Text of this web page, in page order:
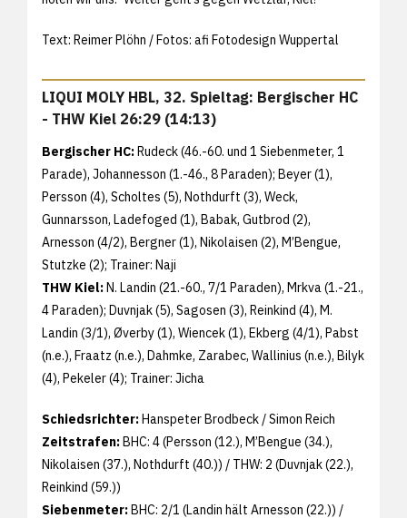
Text: Reimer Plöhn / Fotos: afi Fotodesign Wuppertal
LIQUI MOLY HBL, 32. Spieltag: Bergischer HC
- THW Kiel 26:29 (14:13)
Bergischer HC: Rudeck (46.-60. und 1 Siebenmeter, 1
Parade), Johannesson (1.-46., 8 Paraden); Beyer (1),
Persson (4), Scholtes (5), Nothdurft (3), Weck,
Gunnarsson, Ladefoged (1), Babak, Gutbrod (2),
Arnesson (4/2), Bergner (1), Nikolaisen (2), M’Bengue,
Stutzke (2); Trainer: Naji
THW Kiel: N. Landin (21.-60., 7/1 Paraden), Mrkva (1.-21.,
4 Paraden); Duvnjak (5), Sagosen (3), Reinkind (4), M.
Landin (3/1), Øverby (1), Wiencek (1), Ekberg (4/1), Pabst
(n.e.), Fraatz (n.e.), Dahmke, Zarabec, Wallinius (n.e.), Bilyk
(4), Pekeler (4); Trainer: Jicha
Schiedsrichter: Hanspeter Brodbeck / Simon Reich
Zeitstrafen: BHC: 4 (Persson (12.), M’Bengue (34.),
Nikolaisen (37.), Nothdurft (40.)) / THW: 2 (Duvnjak (22.),
Reinkind (59.))
Siebenmeter: BHC: 2/1 (Landin hält Arnesson (22.)) /